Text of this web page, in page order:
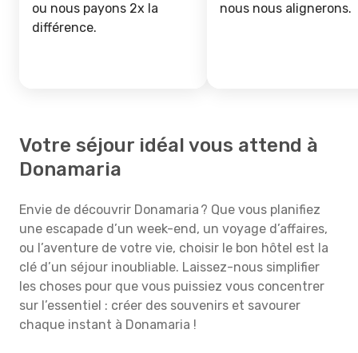
ou nous payons 2x la
différence.
nous nous alignerons.
Votre séjour idéal vous attend à
Donamaria
Envie de découvrir Donamaria ? Que vous planifiez
une escapade d’un week-end, un voyage d’affaires,
ou l’aventure de votre vie, choisir le bon hôtel est la
clé d’un séjour inoubliable. Laissez-nous simplifier
les choses pour que vous puissiez vous concentrer
sur l’essentiel : créer des souvenirs et savourer
chaque instant à Donamaria !